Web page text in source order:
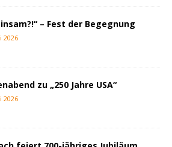
– Fest der Begegnung
2026
zu „250 Jahre USA“
2026